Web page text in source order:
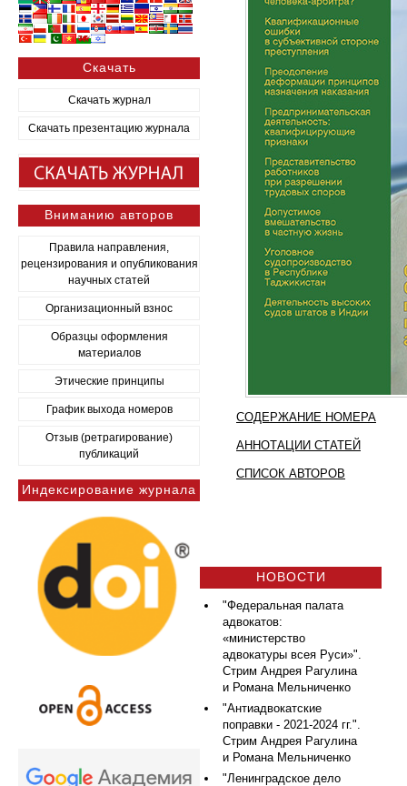
Скачать
Скачать журнал
Скачать презентацию журнала
Вниманию авторов
Правила направления,
рецензирования и опубликования
научных статей
Организационный взнос
Образцы оформления
материалов
Этические принципы
График выхода номеров
Отзыв (ретрагирование)
публикаций
Индексирование журнала
СОДЕРЖАНИЕ НОМЕРА
АННОТАЦИИ СТАТЕЙ
СПИСОК АВТОРОВ
НОВОСТИ
"Федеральная палата
адвокатов:
«министерство
адвокатуры всея Руси»".
Стрим Андрея Рагулина
и Романа Мельниченко
"Антиадвокатские
поправки - 2021-2024 гг.".
Стрим Андрея Рагулина
и Романа Мельниченко
"Ленинградское дело